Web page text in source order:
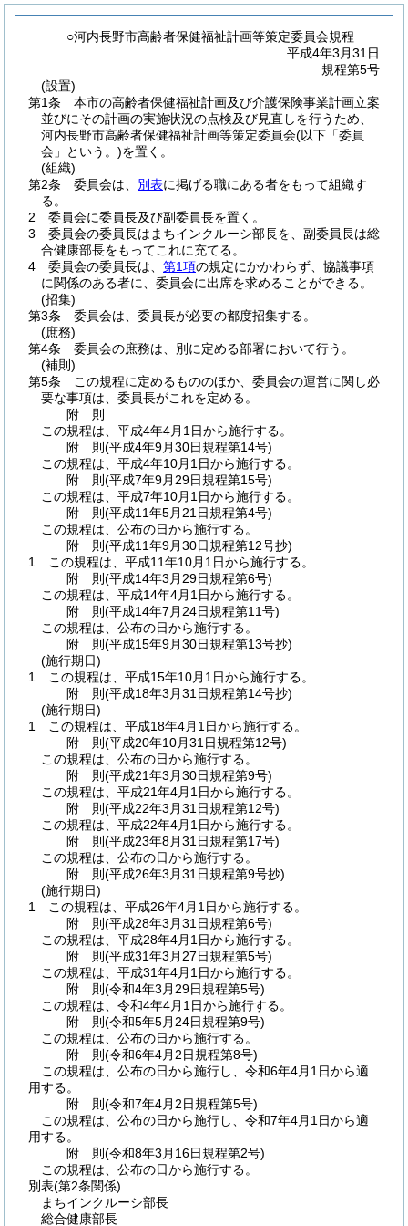
○河内長野市高齢者保健福祉計画等策定委員会規程
平成4年3月31日
規程第5号
(設置)
第1条
本市の高齢者保健福祉計画及び介護保険事業計画立案
並びにその計画の実施状況の点検及び見直しを行うため、
河内長野市高齢者保健福祉計画等策定委員会(以下「委員
会」という。)を置く。
(組織)
第2条
委員会は、 別表に掲げる職にある者をもって組織す
る。
2
委員会に委員長及び副委員長を置く。
3
委員会の委員長はまちインクルーシ部長を、副委員長は総
合健康部長をもってこれに充てる。
4
委員会の委員長は、 第1項の規定にかかわらず、協議事項
に関係のある者に、委員会に出席を求めることができる。
(招集)
第3条
委員会は、委員長が必要の都度招集する。
(庶務)
第4条
委員会の庶務は、別に定める部署において行う。
(補則)
第5条
この規程に定めるもののほか、委員会の運営に関し必
要な事項は、委員長がこれを定める。
附 則
この規程は、平成4年4月1日から施行する。
附 則(平成4年9月30日規程第14号)
この規程は、平成4年10月1日から施行する。
附 則(平成7年9月29日規程第15号)
この規程は、平成7年10月1日から施行する。
附 則(平成11年5月21日規程第4号)
この規程は、公布の日から施行する。
附 則(平成11年9月30日規程第12号抄)
1
この規程は、平成11年10月1日から施行する。
附 則(平成14年3月29日規程第6号)
この規程は、平成14年4月1日から施行する。
附 則(平成14年7月24日規程第11号)
この規程は、公布の日から施行する。
附 則(平成15年9月30日規程第13号抄)
(施行期日)
1
この規程は、平成15年10月1日から施行する。
附 則(平成18年3月31日規程第14号抄)
(施行期日)
1
この規程は、平成18年4月1日から施行する。
附 則(平成20年10月31日規程第12号)
この規程は、公布の日から施行する。
附 則(平成21年3月30日規程第9号)
この規程は、平成21年4月1日から施行する。
附 則(平成22年3月31日規程第12号)
この規程は、平成22年4月1日から施行する。
附 則(平成23年8月31日規程第17号)
この規程は、公布の日から施行する。
附 則(平成26年3月31日規程第9号抄)
(施行期日)
1
この規程は、平成26年4月1日から施行する。
附 則(平成28年3月31日規程第6号)
この規程は、平成28年4月1日から施行する。
附 則(平成31年3月27日規程第5号)
この規程は、平成31年4月1日から施行する。
附 則(令和4年3月29日規程第5号)
この規程は、令和4年4月1日から施行する。
附 則(令和5年5月24日規程第9号)
この規程は、公布の日から施行する。
附 則(令和6年4月2日規程第8号)
この規程は、公布の日から施行し、令和6年4月1日から適
用する。
附 則(令和7年4月2日規程第5号)
この規程は、公布の日から施行し、令和7年4月1日から適
用する。
附 則(令和8年3月16日規程第2号)
この規程は、公布の日から施行する。
別表(第2条関係)
まちインクルーシ部長
総合健康部長